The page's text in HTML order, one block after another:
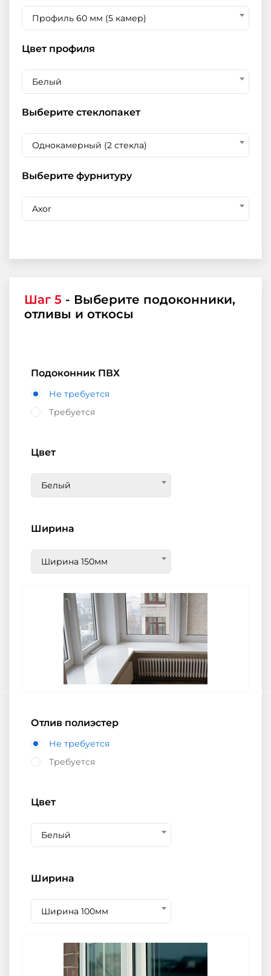
Профиль 60 мм (5 камер)
Цвет профиля
Белый
Выберите стеклопакет
Однокамерный (2 стекла)
Выберите фурнитуру
Axor
Шаг 5 - Выберите подоконники,
отливы и откосы
Подоконник ПВХ
Не требуется
Требуется
Цвет
Белый
Ширина
Ширина 150мм
Отлив полиэстер
Не требуется
Требуется
Цвет
Белый
Ширина
Ширина 100мм